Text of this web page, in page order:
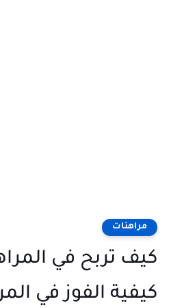
مراهنات
كيف تربح في
كيفية الفوز في